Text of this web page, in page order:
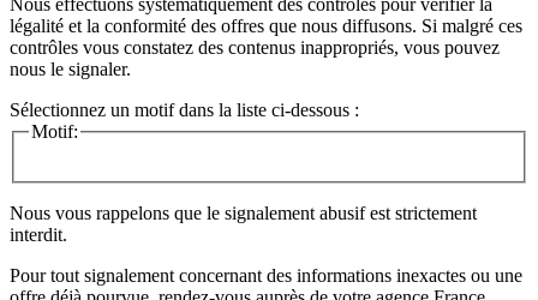
Nous effectuons systématiquement des contrôles pour vérifier la
légalité et la conformité des offres que nous diffusons. Si malgré ces
contrôles vous constatez des contenus inappropriés, vous pouvez
nous le signaler.
Sélectionnez un motif dans la liste ci-dessous :
Motif:
Nous vous rappelons que le signalement abusif est strictement
interdit.
Pour tout signalement concernant des informations inexactes ou une